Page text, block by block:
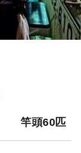
竿頭60匹